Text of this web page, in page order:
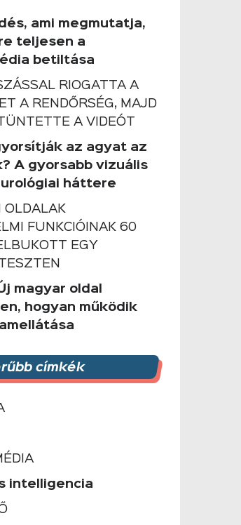
ami megmutatja,
teljesen a
betiltása
RIOGATTA A
A RENDŐRSÉG, MAJD
A VIDEÓT
az agyat az
A gyorsabb vizuális
háttere
OLDALAK
FUNKCIÓINAK 60
EGY
magyar oldal
hogyan működik
címkék
intelligencia